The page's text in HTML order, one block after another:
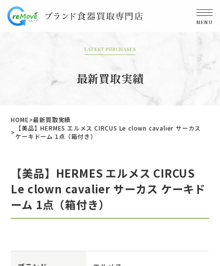
MENU
LATEST PURCHASES
最新買取実績
HOME
最新買取実績
【美品】HERMES エルメス CIRCUS Le clown cavalier サーカス
ケーキドーム 1点（箱付き）
【美品】HERMES エルメス CIRCUS
Le clown cavalier サーカス ケーキド
ーム 1点（箱付き）